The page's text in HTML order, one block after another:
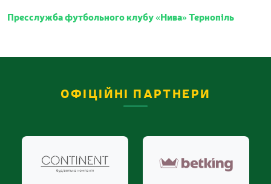
Пресслужба футбольного клубу «Нива» Тернопіль
ОФІЦІЙНІ ПАРТНЕРИ